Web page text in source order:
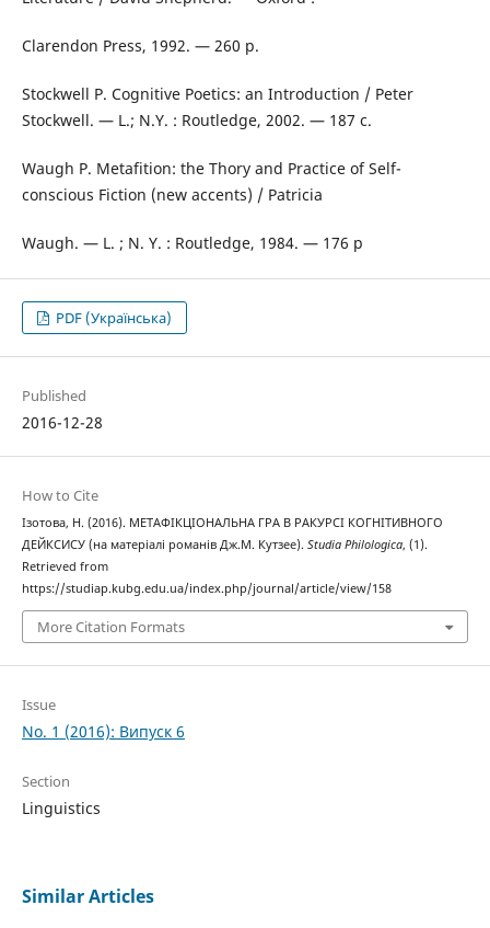
Clarendon Press, 1992. — 260 p.
Stockwell P. Cognitive Poetics: an Introduction / Peter
Stockwell. — L.; N.Y. : Routledge, 2002. — 187 с.
Waugh P. Metafition: the Thory and Practice of Self-
conscious Fiction (new accents) / Patricia
Waugh. — L. ; N. Y. : Routledge, 1984. — 176 p
PDF (Українська)
Published
2016-12-28
How to Cite
Ізотова, Н. (2016). МЕТАФІКЦІОНАЛЬНА ГРА В РАКУРСІ КОГНІТИВНОГО
ДЕЙКСИСУ (на матеріалі романів Дж.М. Кутзее). Studia Philologica, (1).
Retrieved from
https://studiap.kubg.edu.ua/index.php/journal/article/view/158
More Citation Formats
Issue
No. 1 (2016): Випуск 6
Section
Linguistics
Similar Articles